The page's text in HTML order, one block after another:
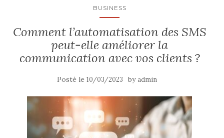
BUSINESS
Comment l’automatisation des SMS
peut-elle améliorer la
communication avec vos clients ?
Posté le 10/03/2023 byadmin